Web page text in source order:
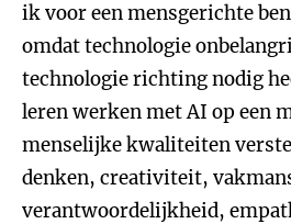
ik voor een mensgerichte
omdat technologie
technologie richting nodig
leren werken met AI op een
menselijke kwaliteiten
denken, creativiteit,
verantwoordelijkheid,